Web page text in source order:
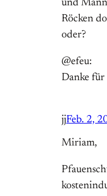
und
Röcken
oder?
@efeu:
Danke
jjFeb. 2,
Miriam,